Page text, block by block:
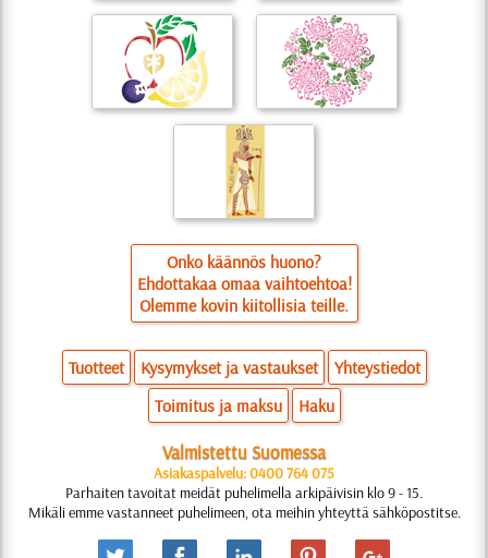
Onko käännös huono?
Ehdottakaa omaa vaihtoehtoa!
Olemme kovin kiitollisia teille.
Tuotteet Kysymykset ja vastaukset
Yhteystiedot
Toimitus ja maksu
Haku
Valmistettu Suomessa
Asiakaspalvelu: 0400 764 075
Parhaiten tavoitat meidät puhelimella arkipäivisin klo 9 - 15.
Mikäli emme vastanneet puhelimeen, ota meihin yhteyttä sähköpostitse.